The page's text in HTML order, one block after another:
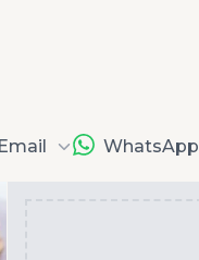
Email WhatsApp